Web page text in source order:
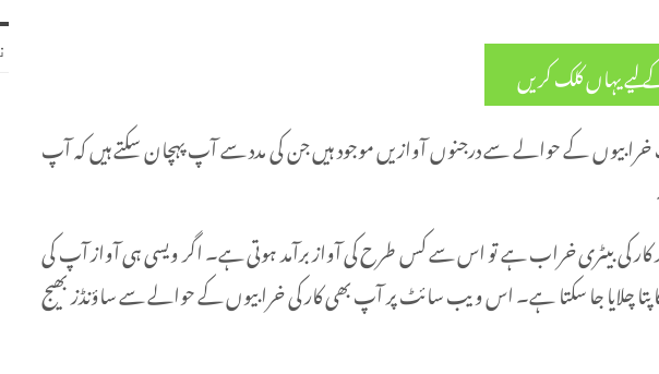
یہاں کلک کریں
کے حوالے سے درجنوں آوازیں موجود ہیں جن کی مدد سے آپ پہچان سکتے ہیں کہ آپ
کار کی بیٹری خراب ہے تو اس سے کس طرح کی آواز برآمد ہوتی ہے۔ اگر ویسی ہی آواز آپ کی
کا پتا چلایا جا سکتا ہے۔ اس ویب سائٹ پر آپ بھی کار کی خرابیوں کے حوالے سے ساؤنڈز بھیج